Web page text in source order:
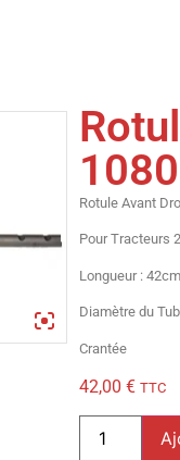
1080
Rotule Avant
Pour Tracteurs
Longueur : 42cm
Diamètre du
Crantée
42,00 € TTC